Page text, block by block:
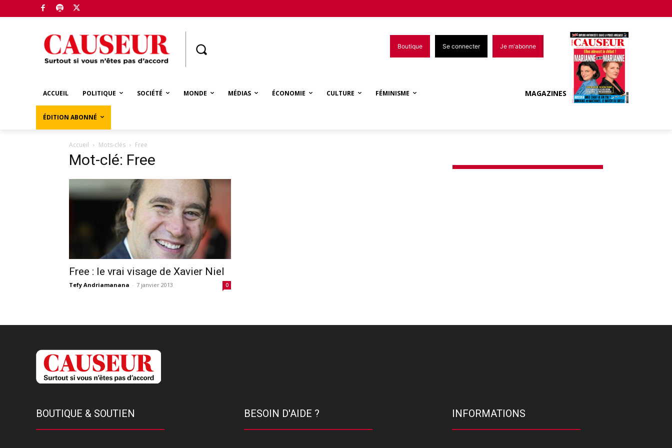
Boutique Se connecter Je m'abonne
ACCUEIL POLITIQUE SOCIÉTÉ MONDE MÉDIAS ÉCONOMIE CULTURE FÉMINISME
ÉDITION ABONNÉ
MAGAZINES
Accueil Mots-clés Free
Mot-clé: Free
Free : le vrai visage de Xavier Niel
Tefy Andriamanana - 7 janvier 2013 0
BOUTIQUE & SOUTIEN BESOIN D'AIDE ? INFORMATIONS